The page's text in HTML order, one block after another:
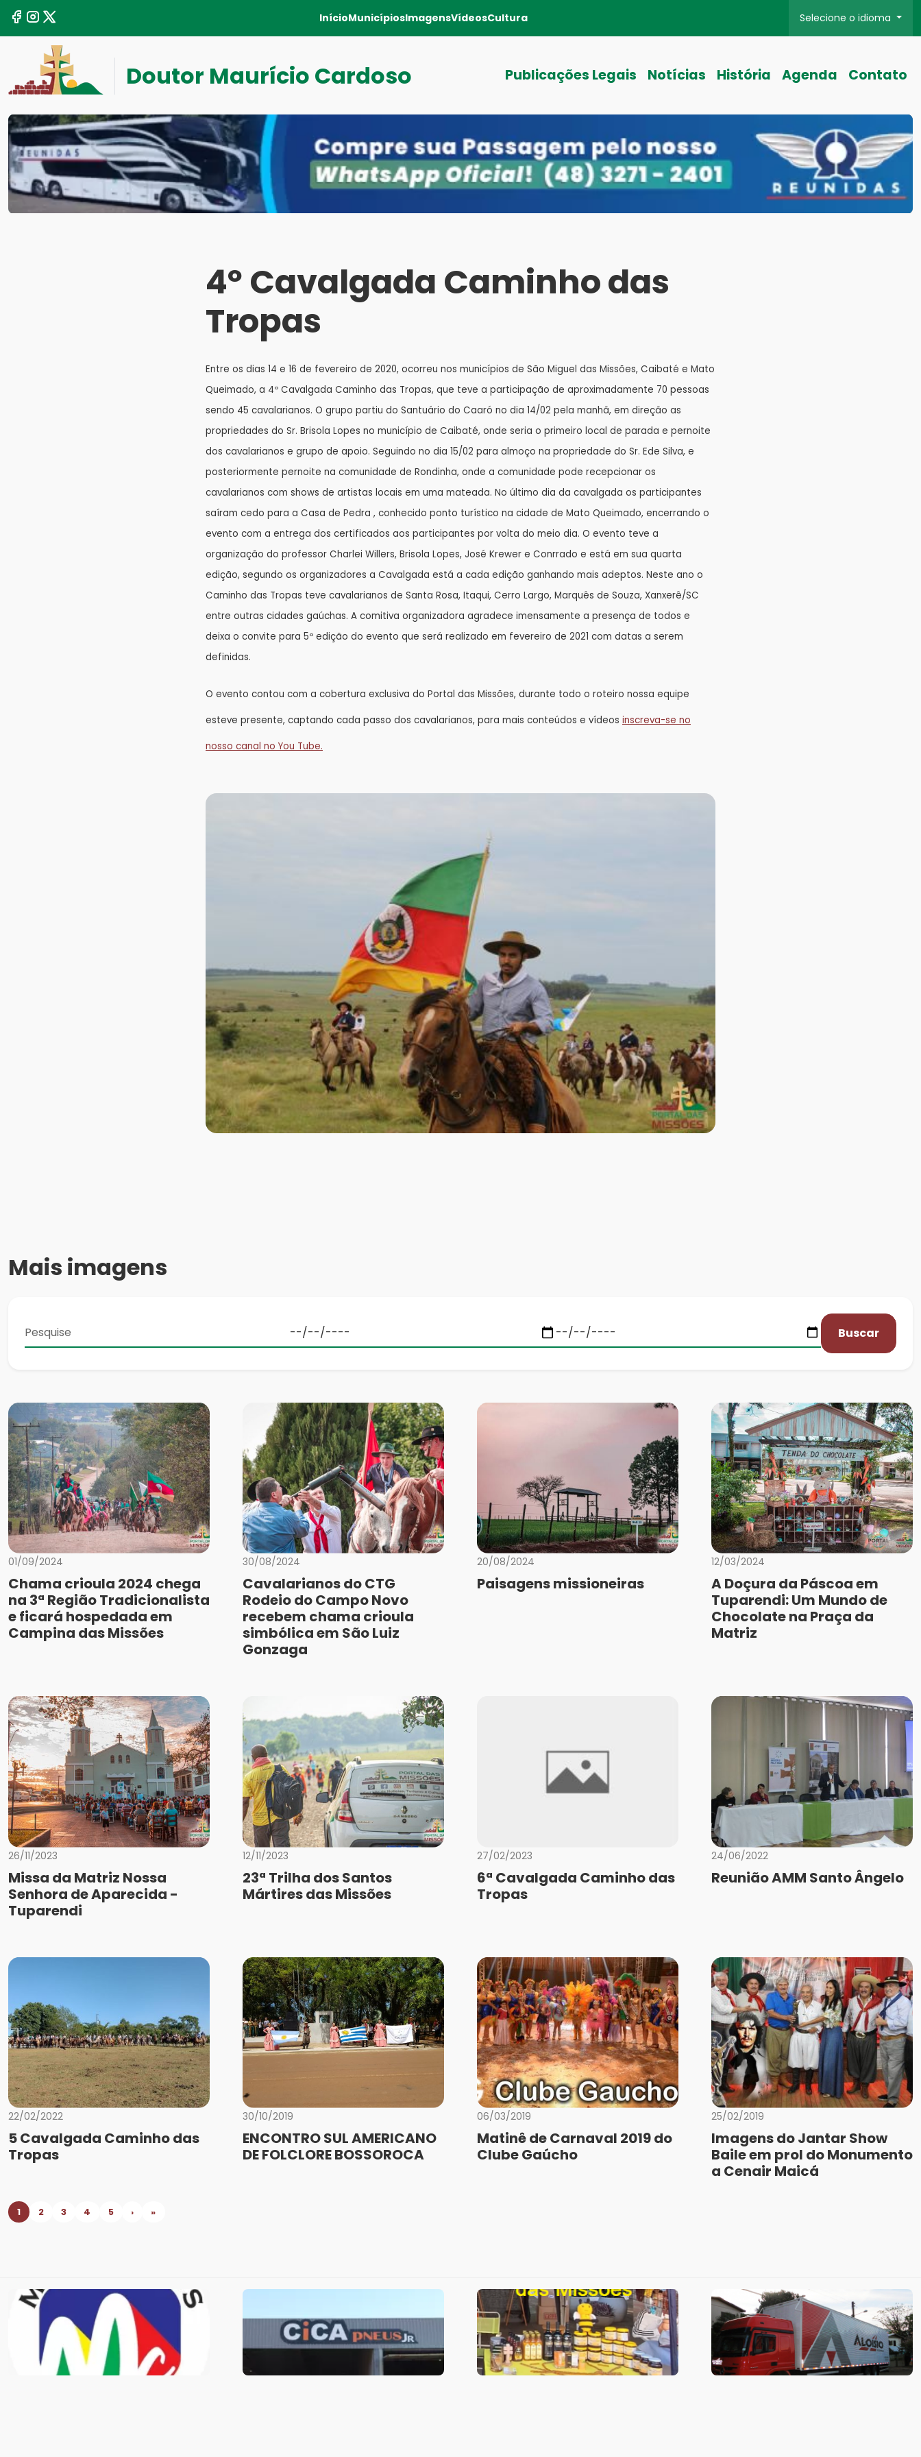
InícioMunicípiosImagensVídeosCultura Selecione o idioma
Doutor Maurício Cardoso Publicações Legais Notícias História Agenda Contato
4º Cavalgada Caminho das
Tropas
Entre os dias 14 e 16 de fevereiro de 2020, ocorreu nos municípios de São Miguel das Missões, Caibaté e Mato
Queimado, a 4º Cavalgada Caminho das Tropas, que teve a participação de aproximadamente 70 pessoas
sendo 45 cavalarianos. O grupo partiu do Santuário do Caaró no dia 14/02 pela manhã, em direção as
propriedades do Sr. Brisola Lopes no município de Caibaté, onde seria o primeiro local de parada e pernoite
dos cavalarianos e grupo de apoio. Seguindo no dia 15/02 para almoço na propriedade do Sr. Ede Silva, e
posteriormente pernoite na comunidade de Rondinha, onde a comunidade pode recepcionar os
cavalarianos com shows de artistas locais em uma mateada. No último dia da cavalgada os participantes
saíram cedo para a Casa de Pedra , conhecido ponto turístico na cidade de Mato Queimado, encerrando o
evento com a entrega dos certificados aos participantes por volta do meio dia. O evento teve a
organização do professor Charlei Willers, Brisola Lopes, José Krewer e Conrrado e está em sua quarta
edição, segundo os organizadores a Cavalgada está a cada edição ganhando mais adeptos. Neste ano o
Caminho das Tropas teve cavalarianos de Santa Rosa, Itaqui, Cerro Largo, Marquês de Souza, Xanxerê/SC
entre outras cidades gaúchas. A comitiva organizadora agradece imensamente a presença de todos e
deixa o convite para 5º edição do evento que será realizado em fevereiro de 2021 com datas a serem
definidas.
O evento contou com a cobertura exclusiva do Portal das Missões, durante todo o roteiro nossa equipe
esteve presente, captando cada passo dos cavalarianos, para mais conteúdos e vídeos inscreva-se no
nosso canal no You Tube.
Mais imagens
Buscar
01/09/2024
Chama crioula 2024 chega
na 3ª Região Tradicionalista
e ficará hospedada em
Campina das Missões
30/08/2024
Cavalarianos do CTG
Rodeio do Campo Novo
recebem chama crioula
simbólica em São Luiz
Gonzaga
20/08/2024
Paisagens missioneiras
12/03/2024
A Doçura da Páscoa em
Tuparendi: Um Mundo de
Chocolate na Praça da
Matriz
26/11/2023
Missa da Matriz Nossa
Senhora de Aparecida -
Tuparendi
12/11/2023
23ª Trilha dos Santos
Mártires das Missões
27/02/2023
6ª Cavalgada Caminho das
Tropas
24/06/2022
Reunião AMM Santo Ângelo
22/02/2022
5 Cavalgada Caminho das
Tropas
30/10/2019
ENCONTRO SUL AMERICANO
DE FOLCLORE BOSSOROCA
06/03/2019
Matinê de Carnaval 2019 do
Clube Gaúcho
25/02/2019
Imagens do Jantar Show
Baile em prol do Monumento
a Cenair Maicá
1 2 3 4 5 › »